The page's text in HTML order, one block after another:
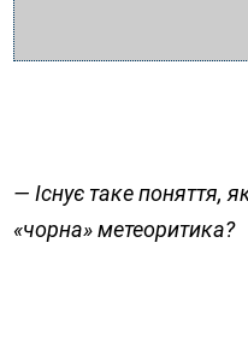
— Існує таке поняття,
«чорна» метеоритика?